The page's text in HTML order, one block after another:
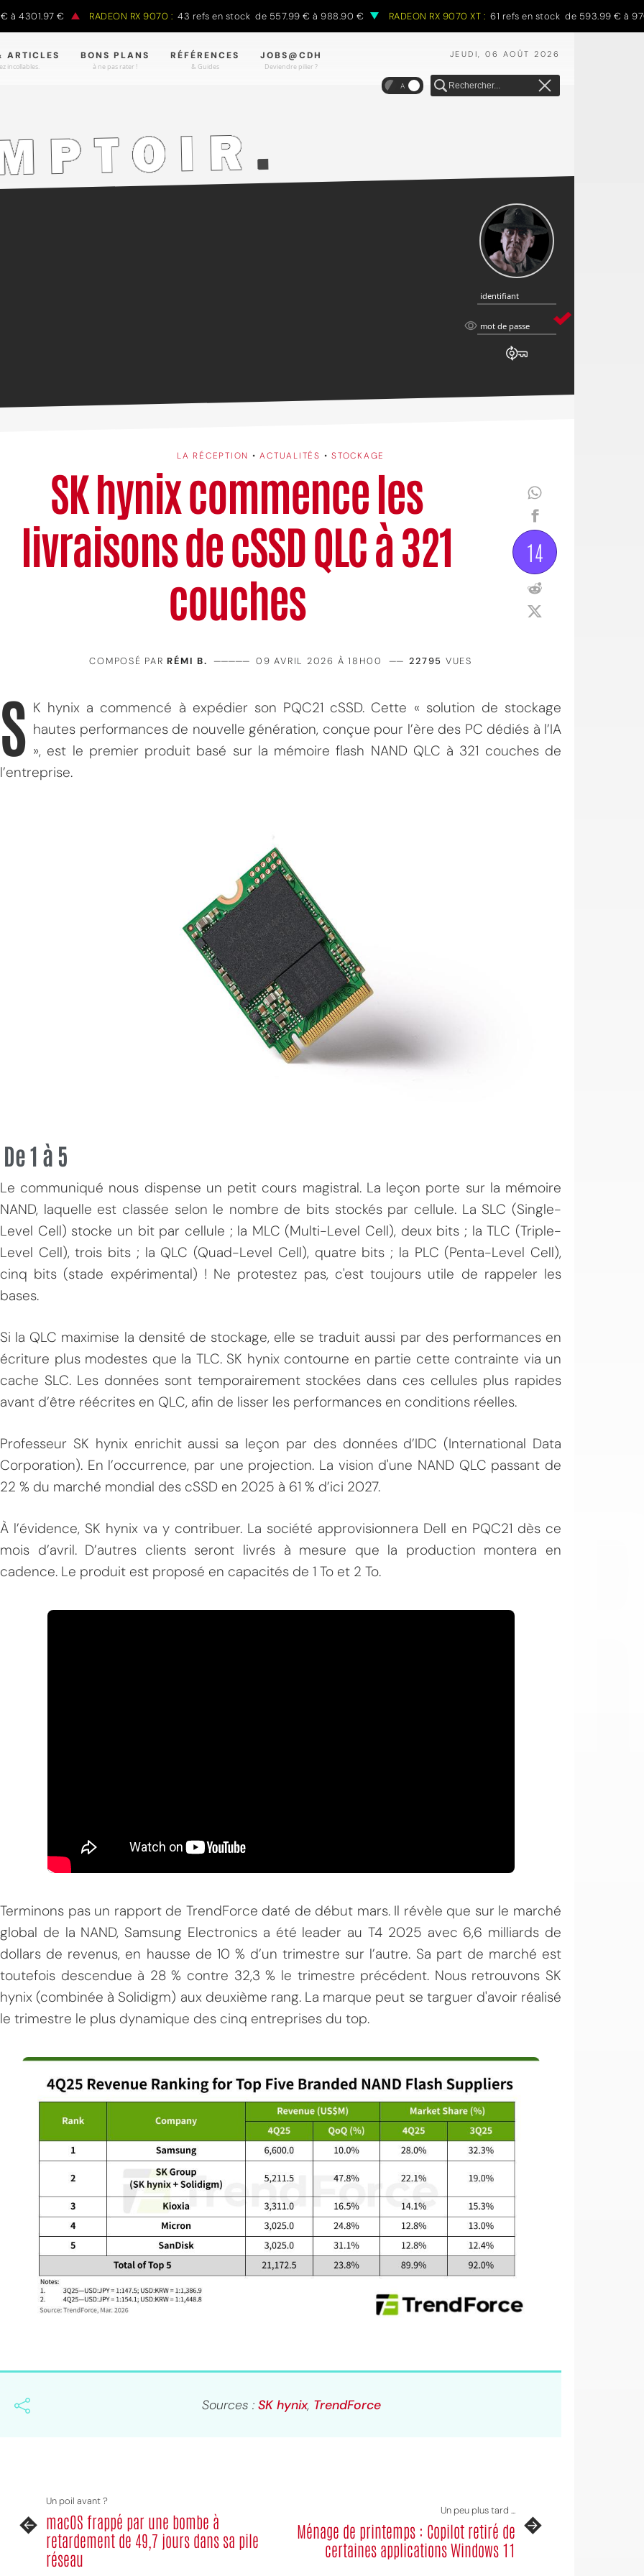
€ RADEON RX 9070 : 43 refs en stock de 557.99 € à 988.90 € RADEON RX 9070 XT : 61 refs en stock de 593.99 € à 970.68
JEUDI, 06 AOÛT 2026
ARTICLES
incollables.
BONS PLANS
à ne pas rater !
RÉFÉRENCES
& Guides
JOBS@CDH
Deviendre pilier ?
A
identifiant
identifiant
mot
mot de passe
LA RÉCEPTION •ACTUALITÉS • STOCKAGE
SK hynix commence les
livraisons de cSSD QLC à 321
couches
14
COMPOSÉ PARRÉMI B. ————— 09 AVRIL 2026 À 18H00 —— 22795 VUES
S K hynix a commencé à expédier son PQC21 cSSD. Cette « solution de stockage
hautes performances de nouvelle génération, conçue pour l’ère des PC dédiés à l’IA
», est le premier produit basé sur la mémoire flash NAND QLC à 321 couches de
l’entreprise.
De 1 à 5
Le communiqué nous dispense un petit cours magistral. La leçon porte sur la mémoire
NAND, laquelle est classée selon le nombre de bits stockés par cellule. La SLC (Single-
Level Cell) stocke un bit par cellule ; la MLC (Multi-Level Cell), deux bits ; la TLC (Triple-
Level Cell), trois bits ; la QLC (Quad-Level Cell), quatre bits ; la PLC (Penta-Level Cell),
cinq bits (stade expérimental) ! Ne protestez pas, c'est toujours utile de rappeler les
bases.
Si la QLC maximise la densité de stockage, elle se traduit aussi par des performances en
écriture plus modestes que la TLC. SK hynix contourne en partie cette contrainte via un
cache SLC. Les données sont temporairement stockées dans ces cellules plus rapides
avant d’être réécrites en QLC, afin de lisser les performances en conditions réelles.
Professeur SK hynix enrichit aussi sa leçon par des données d’IDC (International Data
Corporation). En l’occurrence, par une projection. La vision d'une NAND QLC passant de
22 % du marché mondial des cSSD en 2025 à 61 % d’ici 2027.
À l’évidence, SK hynix va y contribuer. La société approvisionnera Dell en PQC21 dès ce
mois d’avril. D’autres clients seront livrés à mesure que la production montera en
cadence. Le produit est proposé en capacités de 1 To et 2 To.
Terminons pas un rapport de TrendForce daté de début mars. Il révèle que sur le marché
global de la NAND, Samsung Electronics a été leader au T4 2025 avec 6,6 milliards de
dollars de revenus, en hausse de 10 % d’un trimestre sur l’autre. Sa part de marché est
toutefois descendue à 28 % contre 32,3 % le trimestre précédent. Nous retrouvons SK
hynix (combinée à Solidigm) aux deuxième rang. La marque peut se targuer d'avoir réalisé
le trimestre le plus dynamique des cinq entreprises du top.
Sources : SK hynix, TrendForce
Un poil avant ?
macOS frappé par une bombe à
retardement de 49,7 jours dans sa pile
réseau
Un peu plus tard ...
Ménage de printemps : Copilot retiré de
certaines applications Windows 11